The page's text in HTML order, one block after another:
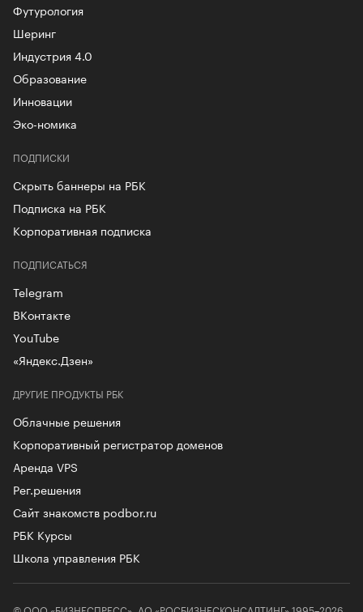
Футурология
Шеринг
Индустрия 4.0
Образование
Инновации
Эко-номика
ПОДПИСКИ
Скрыть баннеры на РБК
Подписка на РБК
Корпоративная подписка
ДРУГИЕ ПРОДУКТЫ РБК
Облачные решения
Корпоративный регистратор доменов
Аренда VPS
Рег.решения
Сайт знакомств podbor.ru
РБК Курсы
Школа управления РБК
ПОДПИСАТЬСЯ
Telegram
ВКонтакте
YouTube
«Яндекс.Дзен»